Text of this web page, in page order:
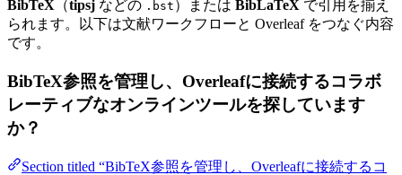
BibTeX （tipsj などの .bst ）または BibLaTeX で引用を揃え
られます。以下は文献ワークフローと Overleaf をつなぐ内容
です。
BibTeX参照を管理し、Overleafに接続するコラボ
レーティブなオンラインツールを探しています
か？
Section titled “BibTeX参照を管理し、Overleafに接続するコ